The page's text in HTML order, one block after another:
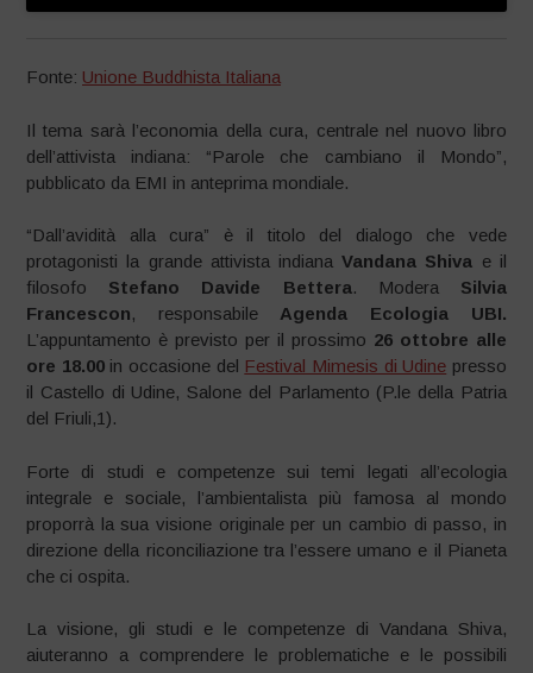
Fonte: Unione Buddhista Italiana
Il tema sarà l’economia della cura, centrale nel nuovo libro
dell’attivista indiana: “Parole che cambiano il Mondo”,
pubblicato da EMI in anteprima mondiale.
“Dall’avidità alla cura” è il titolo del dialogo che vede
protagonisti la grande attivista indianaVandana Shiva e il
filosofo Stefano Davide Bettera. Modera Silvia
Francescon, responsabile Agenda Ecologia UBI.
L’appuntamento è previsto per il prossimo 26 ottobre alle
ore 18.00in occasione del Festival Mimesis di Udine presso
il Castello di Udine, Salone del Parlamento (P.le della Patria
del Friuli,1).
Forte di studi e competenze sui temi legati all’ecologia
integrale e sociale, l’ambientalista più famosa al mondo
proporrà la sua visione originale per un cambio di passo, in
direzione della riconciliazione tra l’essere umano e il Pianeta
che ci ospita.
La visione, gli studi e le competenze di Vandana Shiva,
aiuteranno a comprendere le problematiche e le possibili